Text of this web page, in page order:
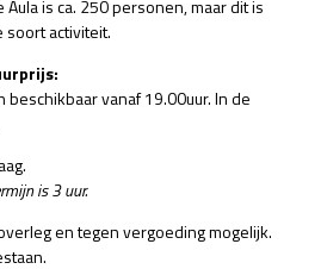
Aula is ca. 250 personen, maar dit is
soort activiteit.
beschikbaar vanaf 19.00uur. In de
is 3 uur.
en tegen vergoeding mogelijk.